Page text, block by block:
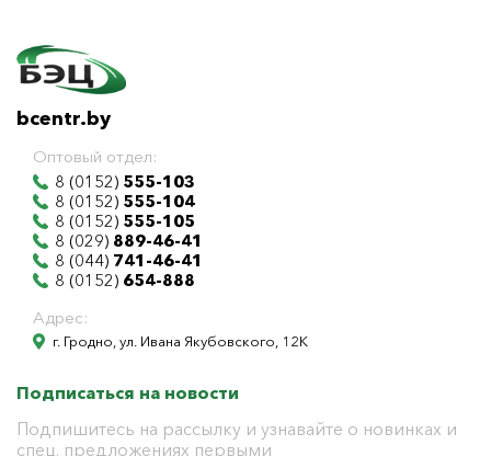
bcentr.by
Оптовый отдел:
8 (0152) 555-103
8 (0152) 555-104
8 (0152) 555-105
8 (029) 889-46-41
8 (044) 741-46-41
8 (0152) 654-888
Адрес:
г. Гродно, ул. Ивана Якубовского, 12К
Подписаться на новости
Подпишитесь на рассылку и узнавайте о новинках и
спец. предложениях первыми